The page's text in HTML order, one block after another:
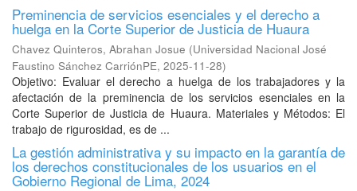
Preminencia de servicios esenciales y el derecho a
huelga en la Corte Superior de Justicia de Huaura
Chavez Quinteros, Abrahan Josue (Universidad Nacional José
Faustino Sánchez CarriónPE, 2025-11-28)
Objetivo: Evaluar el derecho a huelga de los trabajadores y la
afectación de la preminencia de los servicios esenciales en la
Corte Superior de Justicia de Huaura. Materiales y Métodos: El
trabajo de rigurosidad, es de ...
La gestión administrativa y su impacto en la garantía de
los derechos constitucionales de los usuarios en el
Gobierno Regional de Lima, 2024